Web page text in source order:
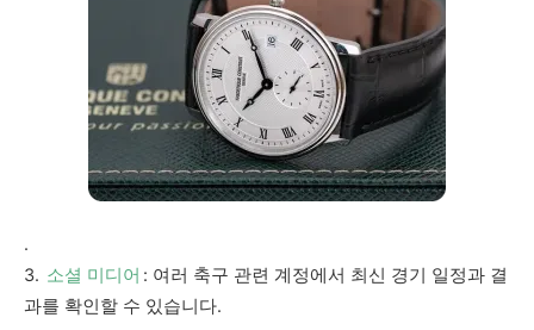
.
3. 소셜 미디어 : 여러 축구 관련 계정에서 최신 경기 일정과 결
과를 확인할 수 있습니다.